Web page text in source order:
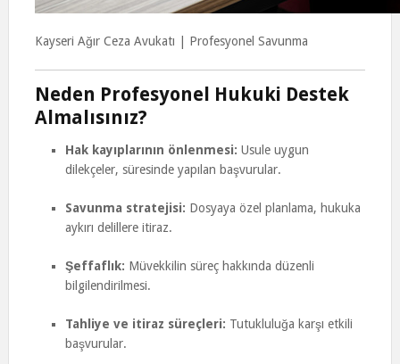
Kayseri Ağır Ceza Avukatı | Profesyonel Savunma
Neden Profesyonel Hukuki Destek
Almalısınız?
Hak kayıplarının önlenmesi: Usule uygun
dilekçeler, süresinde yapılan başvurular.
Savunma stratejisi: Dosyaya özel planlama, hukuka
aykırı delillere itiraz.
Şeffaflık: Müvekkilin süreç hakkında düzenli
bilgilendirilmesi.
Tahliye ve itiraz süreçleri: Tutukluluğa karşı etkili
başvurular.